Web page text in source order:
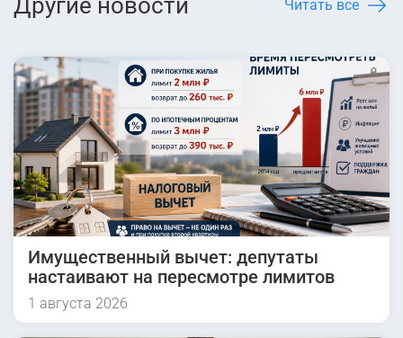
Читать все
Имущественный вычет: депутаты
настаивают на пересмотре лимитов
1 августа 2026